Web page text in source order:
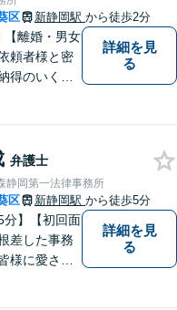
区 新静岡駅 から徒歩2分
【離婚・男女
頼者様と密
得のいく解
す。お困り
にご相談く
詳細を見
る
弁護士
静岡第一法律事務所
区 新静岡駅 から徒歩5分
分】【初回面
差した事務
様に愛され
詳細を見
る